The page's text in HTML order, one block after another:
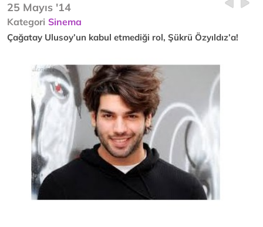
25 Mayıs '14
Kategori Sinema
Çağatay Ulusoy’un kabul etmediği rol, Şükrü Özyıldız’a!